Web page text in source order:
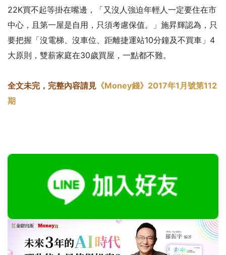
22K買不起等掛在嘴邊，「又沒人強迫年輕人一定要住在市
中心，且第一屋是自用，只須考慮保值。」施昇輝認為，只
要把握「沒電梯、沒車位、距離捷運站10分鐘及不買車」4
大原則，雙薪家庭在30歲買屋，一點都不難。
全文未完，完整內容請見 《Money錢》2017年1月號第112
期